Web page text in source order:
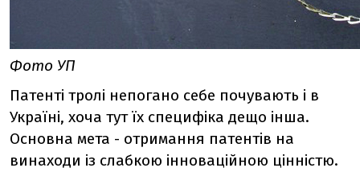
Фото УП
Патенті тролі непогано себе почувають і в
Україні, хоча тут їх специфіка дещо інша.
Основна мета - отримання патентів на
винаходи із слабкою інноваційною цінністю.